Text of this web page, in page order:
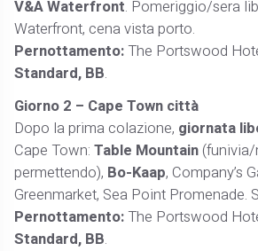
V&A Waterfront. Pomeriggio/sera
Waterfront, cena vista porto.
Pernottamento: The Portswood
Standard, BB.
Giorno 2 – Cape Town città
Dopo la prima colazione, giornata
Cape Town:Table Mountain
permettendo), Bo-Kaap, Company’s
Greenmarket, Sea Point Promenade.
Pernottamento: The Portswood
Standard, BB.